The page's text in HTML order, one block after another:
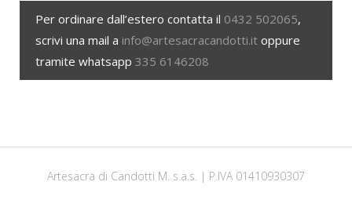
Per ordinare dall’estero contatta il 0432 502065,
scrivi una mail a info@artesacracandotti.it oppure
tramite whatsapp 335 6146208
Artesacra di Candotti M. s.a.s. | P.IVA 01410930307